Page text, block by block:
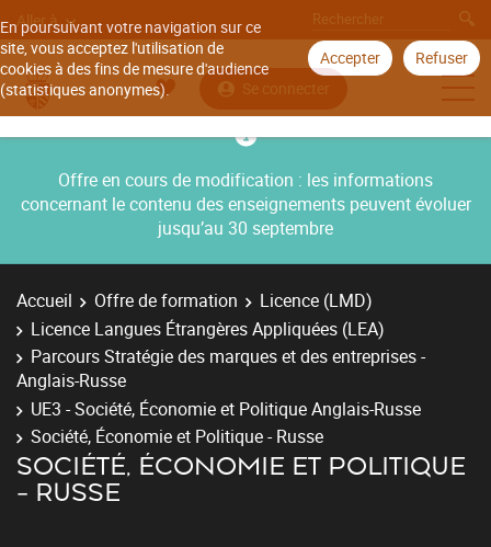
En poursuivant votre navigation sur ce
site, vous acceptez l'utilisation de
cookies à des fins de mesure d'audience
(statistiques anonymes).
Accepter Refuser
Aller à
Se connecter
Offre en cours de modification : les informations
concernant le contenu des enseignements peuvent évoluer
jusqu’au 30 septembre
Accueil Offre de formation
Licence (LMD)
Licence Langues Étrangères Appliquées (LEA)
Parcours Stratégie des marques et des entreprises -
Anglais-Russe
UE3 - Société, Économie et Politique Anglais-Russe
Société, Économie et Politique - Russe
SOCIÉTÉ, ÉCONOMIE ET POLITIQUE
- RUSSE